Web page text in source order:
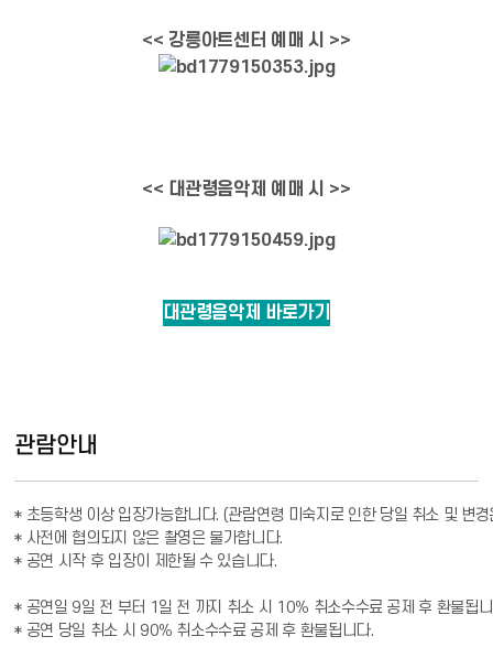
<< 강릉아트센터 예매 시 >>
<< 대관령음악제 예매 시 >>
대관령음악제 바로가기
관람안내
* 초등학생 이상 입장가능합니다. (관람연령 미숙지로 인한 당일 취소 및 변
* 사전에 협의되지 않은 촬영은 불가합니다.
* 공연 시작 후 입장이 제한될 수 있습니다.
* 공연일 9일 전 부터 1일 전 까지 취소 시 10％ 취소수수료 공제 후 환불됩
* 공연 당일 취소 시 90％ 취소수수료 공제 후 환불됩니다.